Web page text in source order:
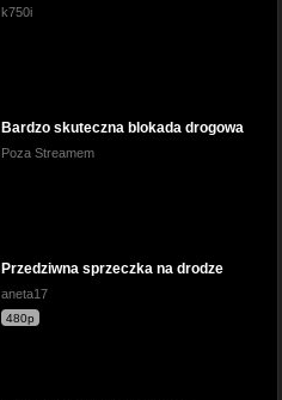
k750i
Bardzo skuteczna blokada drogowa
Poza Streamem
Przedziwna sprzeczka na drodze
aneta17
480p